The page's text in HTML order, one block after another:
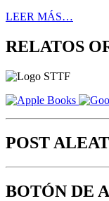
LEER MÁS…
RELATOS
POST
BOTÓN DE